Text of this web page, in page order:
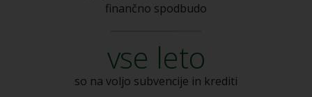
finančno spodbudo
vse leto
so na voljo subvencije in krediti